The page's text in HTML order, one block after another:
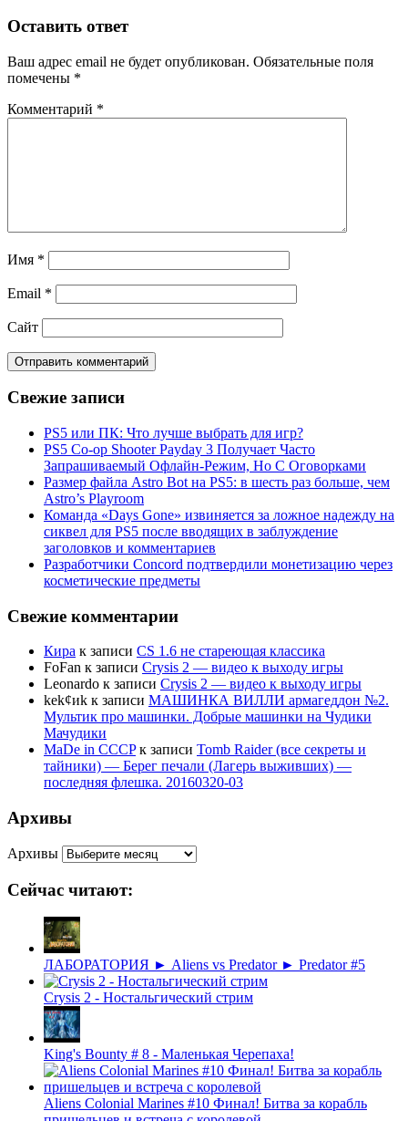
Оставить ответ
Ваш адрес email не будет опубликован. Обязательные поля
помечены *
Комментарий *
Имя *
Email *
Сайт
Свежие записи
PS5 или ПК: Что лучше выбрать для игр?
PS5 Co-op Shooter Payday 3 Получает Часто
Запрашиваемый Офлайн-Режим, Но С Оговорками
Размер файла Astro Bot на PS5: в шесть раз больше, чем
Astro’s Playroom
Команда «Days Gone» извиняется за ложное надежду на
сиквел для PS5 после вводящих в заблуждение
заголовков и комментариев
Разработчики Concord подтвердили монетизацию через
косметические предметы
Свежие комментарии
Кира к записи CS 1.6 не стареющая классика
FoFan к записи Crysis 2 — видео к выходу игры
Leonardo к записи Crysis 2 — видео к выходу игры
kek¢иk к записи МАШИНКА ВИЛЛИ армагеддон №2.
Мультик про машинки. Добрые машинки на Чудики
Мачудики
MaDe in CCCPк записи Tomb Raider (все секреты и
тайники) — Берег печали (Лагерь выживших) —
последняя флешка. 20160320-03
Архивы
Архивы
Сейчас читают:
ЛАБОРАТОРИЯ ► Aliens vs Predator ► Predator #5
Crysis 2 - Ностальгический стрим
King's Bounty # 8 - Маленькая Черепаха!
Aliens Colonial Marines #10 Финал! Битва за корабль